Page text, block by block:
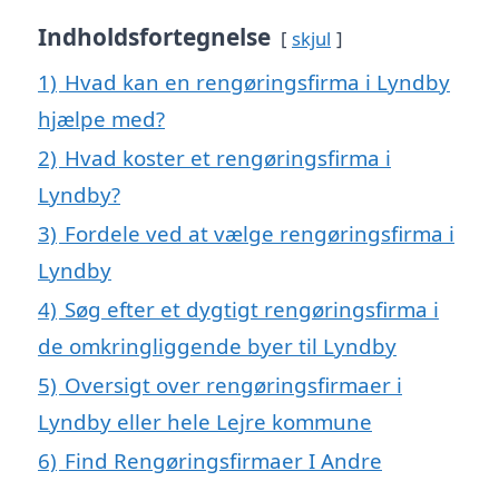
Indholdsfortegnelse skjul
1) Hvad kan en rengøringsfirma i Lyndby
hjælpe med?
2) Hvad koster et rengøringsfirma i
Lyndby?
3) Fordele ved at vælge rengøringsfirma i
Lyndby
4) Søg efter et dygtigt rengøringsfirma i
de omkringliggende byer til Lyndby
5) Oversigt over rengøringsfirmaer i
Lyndby eller hele Lejre kommune
6) Find Rengøringsfirmaer I Andre